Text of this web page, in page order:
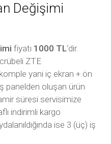
Değişimi
fiyatı 1000 TL‘dir.
ZTE
yani iç ekran + ön
panelden oluşan ürün
süresi servisimize
indirimli kargo
ise 3 (üç) iş